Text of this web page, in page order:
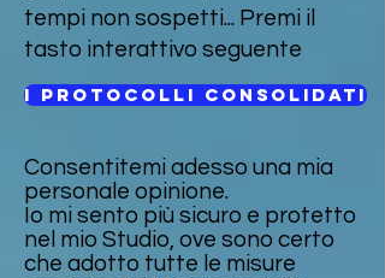
tempi non sospetti... Premi il
tasto interattivo seguente
I PROTOCOLLI CONSOLIDATI
Consentitemi adesso una mia
personale opinione.
Io mi sento più sicuro e protetto
nel mio Studio, ove sono certo
che adotto tutte le misure